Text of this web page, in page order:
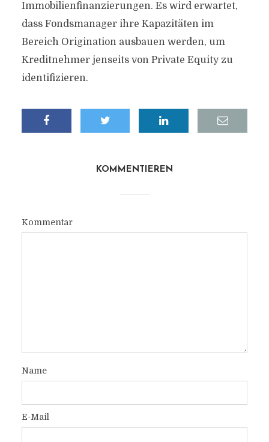
Immobilienfinanzierungen. Es wird erwartet,
dass Fondsmanager ihre Kapazitäten im
Bereich Origination ausbauen werden, um
Kreditnehmer jenseits von Private Equity zu
identifizieren.
KOMMENTIEREN
Kommentar
Name
E-Mail